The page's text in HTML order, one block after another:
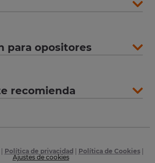
para opositores
recomienda
Política de privacidad Política de Cookies|
Ajustes de cookies